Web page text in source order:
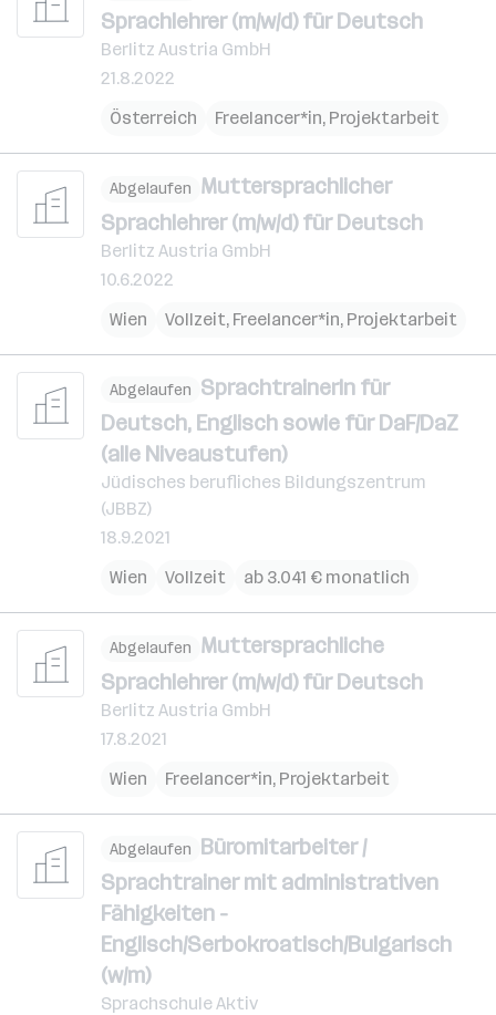
Sprachlehrer (m/w/d) für Deutsch
Berlitz Austria GmbH
21.8.2022
Österreich
Freelancer*in, Projektarbeit
Abgelaufen Muttersprachlicher
Sprachlehrer (m/w/d) für Deutsch
Berlitz Austria GmbH
10.6.2022
Wien
Vollzeit, Freelancer*in, Projektarbeit
Abgelaufen SprachtrainerIn für
Deutsch, Englisch sowie für DaF/DaZ
(alle Niveaustufen)
Jüdisches berufliches Bildungszentrum
(JBBZ)
18.9.2021
Wien
Vollzeit ab 3.041 € monatlich
Abgelaufen Muttersprachliche
Sprachlehrer (m/w/d) für Deutsch
Berlitz Austria GmbH
17.8.2021
Wien
Freelancer*in, Projektarbeit
Abgelaufen Büromitarbeiter /
Sprachtrainer mit administrativen
Fähigkeiten -
Englisch/Serbokroatisch/Bulgarisch
(w/m)
Sprachschule Aktiv